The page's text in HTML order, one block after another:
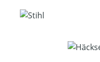
Bildergalerie